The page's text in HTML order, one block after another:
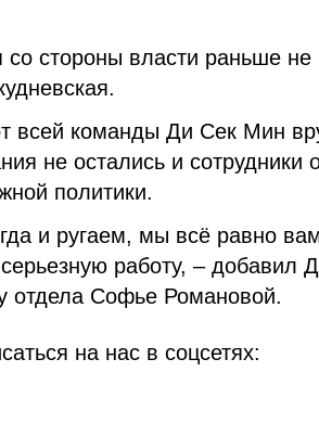
со стороны власти раньше
всей команды Ди Сек Мин
не остались и сотрудники
политики.
и ругаем, мы всё равно
работу, – добавил
отдела Софье Романовой.
на нас в соцсетях: